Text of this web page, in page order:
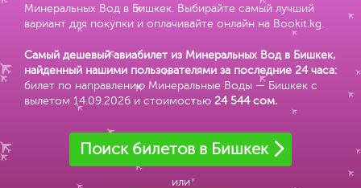
Минеральных Вод в Бишкек. Выбирайте самый лучший
вариант для покупки и оплачивайте онлайн на Bookit.kg.
Самый дешевый авиабилет из Минеральных Вод в Бишкек,
найденный нашими пользователями за последние 24 часа:
билет по направлению Минеральные Воды — Бишкек с
вылетом 14.09.2026 и стоимостью 24 544 сом.
Поиск билетов в Бишкек
или